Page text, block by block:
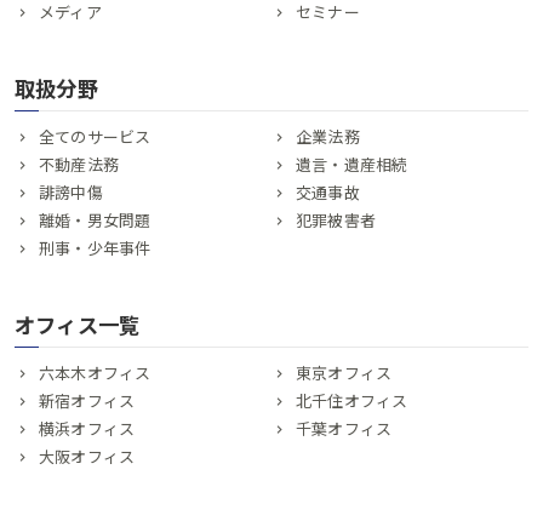
メディア
セミナー
取扱分野
全てのサービス
企業法務
不動産法務
遺言・遺産相続
誹謗中傷
交通事故
離婚・男女問題
犯罪被害者
刑事・少年事件
オフィス一覧
六本木オフィス
東京オフィス
新宿オフィス
北千住オフィス
横浜オフィス
千葉オフィス
大阪オフィス